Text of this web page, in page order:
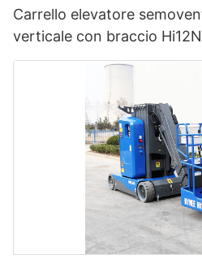
Carrello elevatore
verticale con braccio Hi12N